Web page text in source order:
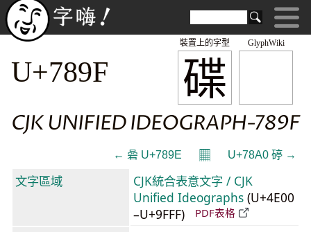
GlyphWiki
碟
裝置上的字型
U+789F
CJK UNIFIED IDEOGRAPH-789F
← 碞 U+789E 𝄜 U+78A0 碠 →
文字區域
CJK統合表意文字 / CJK
Unified Ideographs (U+4E00
–U+9FFF)
PDF表格